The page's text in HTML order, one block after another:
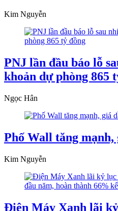
Kim Nguyễn
PNJ lần đầu báo lỗ
khoản dự phòng 865
Ngọc Hân
Phố Wall tăng mạnh,
Kim Nguyễn
Điện Máy Xanh lãi